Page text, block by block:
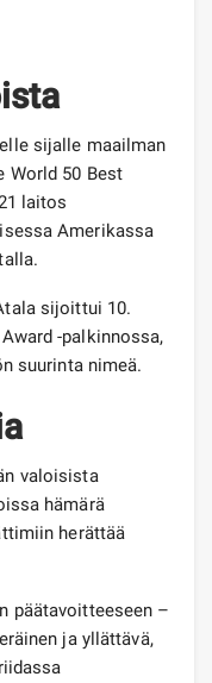
sijalle maailman
World 50 Best
laitos
Amerikassa
sijoittui 10.
-palkinnossa,
suurinta nimeä.
valoisista
hämärä
herättää
päätavoitteeseen –
ja yllättävä,